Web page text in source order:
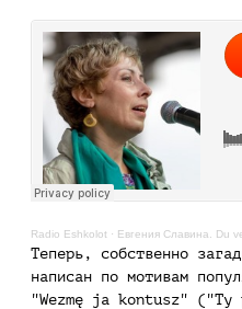
Radio Eshkolot · Евгения Славина. Du
Теперь, собственно
написан по мотивам
"Wezmę ja kontusz"